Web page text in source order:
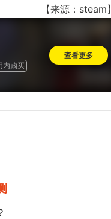
【来源：steam】
内购买
查看更多
集（1170）